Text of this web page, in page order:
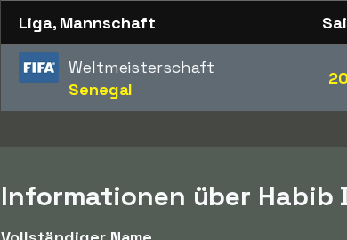
Liga, Mannschaft
Weltmeisterschaft
Senegal
Informationen über Habib